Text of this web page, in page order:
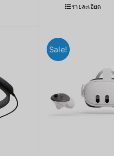
รายละเอียด
Sale!